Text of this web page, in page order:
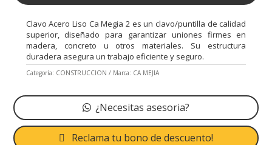
Clavo Acero Liso Ca Megia 2 es un clavo/puntilla de calidad
superior, diseñado para garantizar uniones firmes en
madera, concreto u otros materiales. Su estructura
duradera asegura un trabajo eficiente y seguro.
Categoría: CONSTRUCCION Marca: CA MEJIA
¿Necesitas asesoria?
Reclama tu bono de descuento!